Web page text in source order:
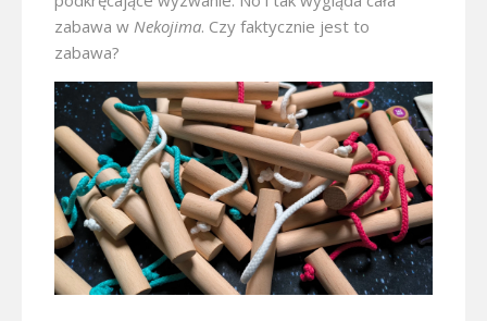
zabawa w Nekojima. Czy faktycznie jest to
zabawa?